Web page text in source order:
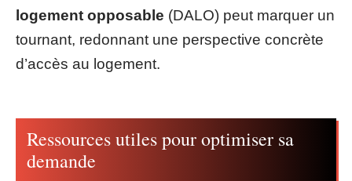
logement opposable (DALO) peut marquer un
tournant, redonnant une perspective concrète
d’accès au logement.
Ressources utiles pour optimiser sa
demande